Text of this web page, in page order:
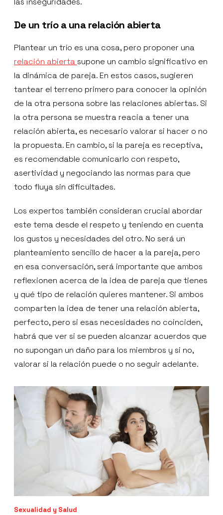
De un trío a una relación abierta
Plantear un trío es una cosa, pero proponer una
relación abiertasupone un cambio significativo en
la dinámica de pareja. En estos casos, sugieren
tantear el terreno primero para conocer la opinión
de la otra persona sobre las relaciones abiertas. Si
la otra persona se muestra reacia a tener una
relación abierta, es necesario valorar si hacer o no
la propuesta. En cambio, si la pareja es receptiva,
es recomendable comunicarlo con respeto,
asertividad y negociando las normas para que
todo fluya sin dificultades.
Los expertos también consideran crucial abordar
este tema desde el respeto y teniendo en cuenta
los gustos y necesidades del otro. No será un
planteamiento sencillo de hacer a la pareja, pero
en esa conversación, será importante que ambos
reflexionen acerca de la idea de pareja que tienes
y qué tipo de relación quieres mantener. Si ambos
comparten la idea de tener una relación abierta,
perfecto, pero si esas necesidades no coinciden,
habrá que ver si se pueden alcanzar acuerdos que
no supongan un daño para los miembros y si no,
valorar si la relación puede o no seguir adelante.
Sexualidad y Salud